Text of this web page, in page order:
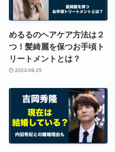
めるるのヘアケア方法は２
つ！髪綺麗を保つお手頃ト
リートメントとは？
2023-09-25